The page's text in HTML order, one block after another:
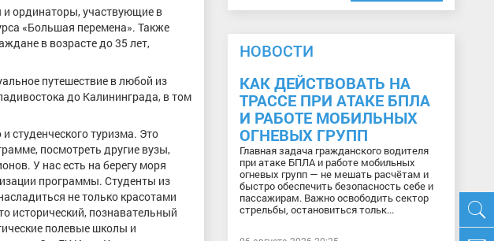
и ординаторы, участвующие в
«Большая перемена». Также
в возрасте до 35 лет,
путешествие в любой из
до Калининграда, в том
студенческого туризма. Это
посмотреть другие вузы,
У нас есть на берегу моря
программы. Студенты из
не только красотами
исторический, познавательный
полевые школы и
НОВОСТИ
КАК ДЕЙСТВОВАТЬ НА
ТРАССЕ ПРИ АТАКЕ БПЛА
И РАБОТЕ МОБИЛЬНЫХ
ОГНЕВЫХ ГРУПП
Главная задача гражданского водителя
при атаке БПЛА и работе мобильных
огневых групп — не мешать расчётам и
быстро обеспечить безопасность себе и
пассажирам. Важно освободить сектор
стрельбы, остановиться тольк...